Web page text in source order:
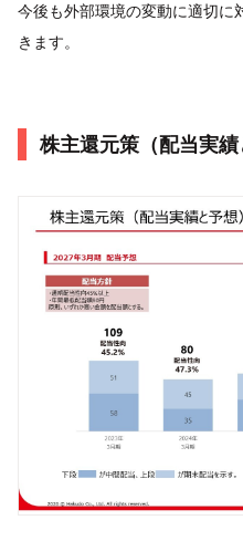
今後も外部環境の変動に適切に
きます。
株主還元策（配当実績